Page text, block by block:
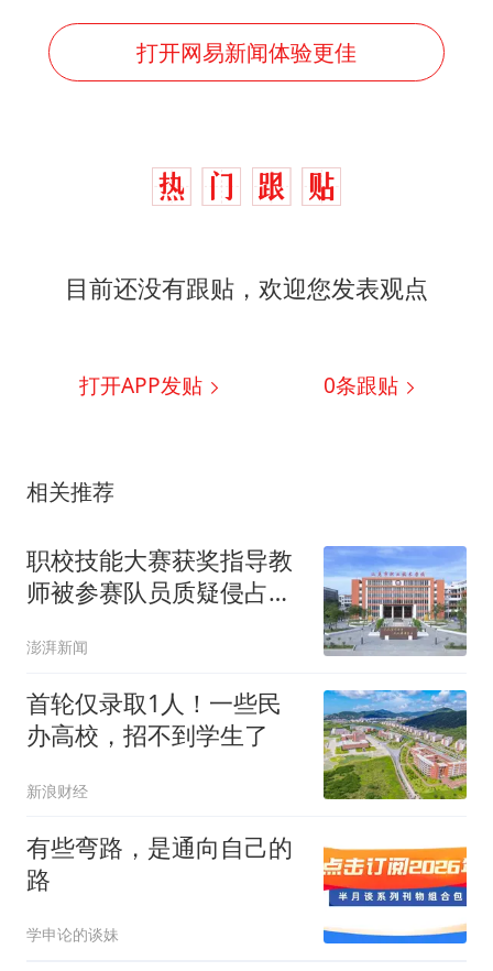
打开网易新闻体验更佳
目前还没有跟贴，欢迎您发表观点
打开APP发贴 0条跟贴
相关推荐
职校技能大赛获奖指导教
师被参赛队员质疑侵占成
澎湃新闻
首轮仅录取1人！一些民
办高校，招不到学生了
新浪财经
有些弯路，是通向自己的
路
学申论的谈妹